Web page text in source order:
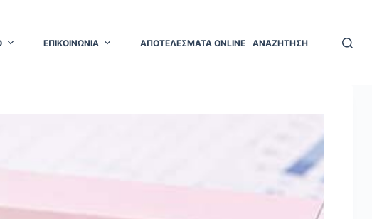
ΕΠΙΚΟΙΝΩΝΙΑ ΑΠΟΤΕΛΕΣΜΑΤΑ ONLINE ΑΝΑΖΗΤΗΣΗ